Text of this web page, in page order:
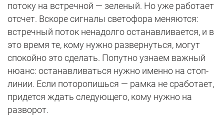
потоку на встречной — зеленый. Но уже работает
отсчет. Вскоре сигналы светофора меняются:
встречный поток ненадолго останавливается, и в
это время те, кому нужно развернуться, могут
спокойно это сделать. Попутно узнаем важный
нюанс: останавливаться нужно именно на стоп-
линии. Если поторопишься — рамка не сработает,
придется ждать следующего, кому нужно на
разворот.